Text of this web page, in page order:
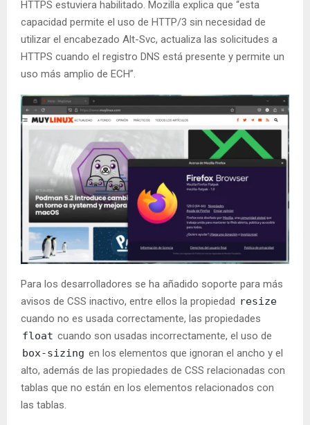
HTTPS estuviera habilitado. Mozilla explica que “esta
capacidad permite el uso de HTTP/3 sin necesidad de
utilizar el encabezado Alt-Svc, actualiza las solicitudes a
HTTPS cuando el registro DNS está presente y permite un
uso más amplio de ECH”.
Para los desarrolladores se ha añadido soporte para más
avisos de CSS inactivo, entre ellos la propiedad resize
cuando no es usada correctamente, las propiedades
float cuando son usadas incorrectamente, el uso de
box-sizing en los elementos que ignoran el ancho y el
alto, además de las propiedades de CSS relacionadas con
tablas que no están en los elementos relacionados con
las tablas.